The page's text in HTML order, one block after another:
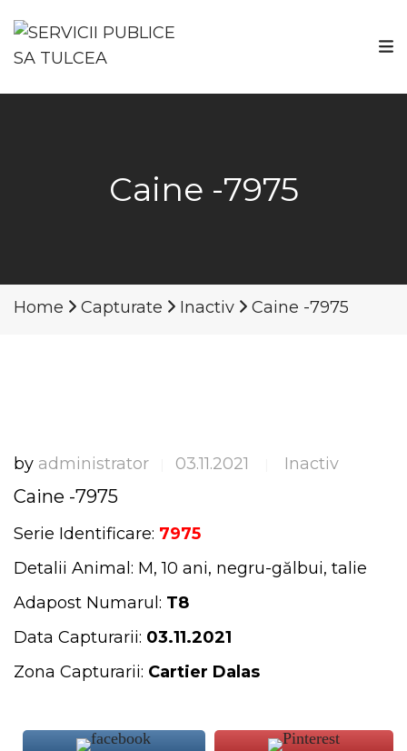
Caine -7975
Home Capturate Inactiv Caine -7975
by administrator 03.11.2021 Inactiv
Caine -7975
Serie Identificare: 7975
Detalii Animal: M, 10 ani, negru-gălbui, talie
Adapost Numarul: T8
Data Capturarii: 03.11.2021
Zona Capturarii: Cartier Dalas